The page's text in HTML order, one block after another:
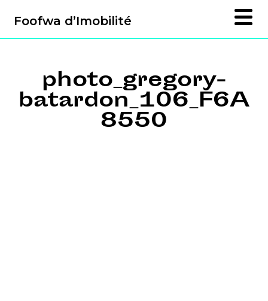
Foofwa d’Imobilité
photo_gregory-
batardon_106_F6A
8550